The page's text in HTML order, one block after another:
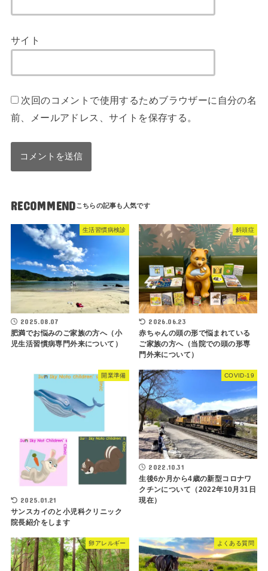
サイト
次回のコメントで使用するためブラウザーに自分の名
前、メールアドレス、サイトを保存する。
RECOMMEND
生活習慣病検診
2025.08.07
肥満でお悩みのご家族の方へ（小
児生活習慣病専門外来について）
斜頭症
2026.06.23
赤ちゃんの頭の形で悩まれている
ご家族の方へ（当院での頭の形専
門外来について）
開業準備
2025.01.21
サンスカイのと小児科クリニック
院長紹介をします
COVID-19
2022.10.31
生後6か月から4歳の新型コロナワ
クチンについて（2022年10月31日
現在）
卵アレルギー よくある質問